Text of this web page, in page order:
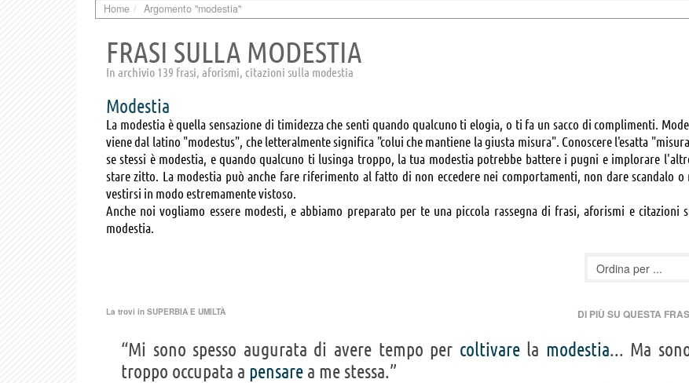
Home Argomento "modestia"
FRASI SULLA MODESTIA
In archivio 139 frasi, aforismi, citazioni sulla modestia
Modestia
La modestia è quella sensazione di timidezza che senti quando qualcuno ti elogia, o ti fa un sacco di complimenti.
viene dal latino "modestus", che letteralmente significa "colui che mantiene la giusta misura". Conoscere l'esatta
se stessi è modestia, e quando qualcuno ti lusinga troppo, la tua modestia potrebbe battere i pugni e implorare
stare zitto. La modestia può anche fare riferimento al fatto di non eccedere nei comportamenti, non dare scandalo o
vestirsi in modo estremamente vistoso.
Anche noi vogliamo essere modesti, e abbiamo preparato per te una piccola rassegna di frasi, aforismi e citazioni
modestia.
La trovi in SUPERBIA E UMILTÀ DI PIÙ SU QUESTA
“Mi sono spesso augurata di avere tempo per coltivarela modestia... Ma
troppo occupata a pensare a me stessa.”